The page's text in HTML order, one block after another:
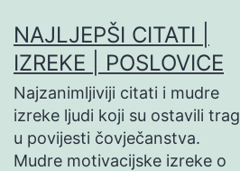
na
sadržaj
NAJLJEPŠI CITATI |
IZREKE | POSLOVICE
Najzanimljiviji citati i mudre
izreke ljudi koji su ostavili trag
u povijesti čovječanstva.
Mudre motivacijske izreke o